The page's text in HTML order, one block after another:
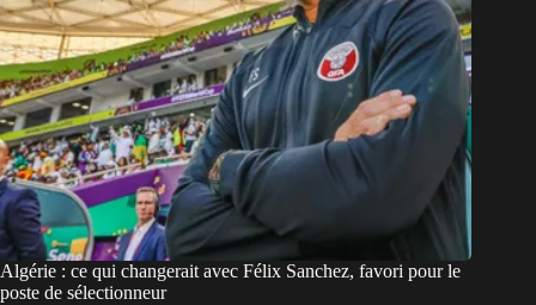
Algérie : ce qui changerait avec Félix Sanchez, favori pour le
poste de sélectionneur